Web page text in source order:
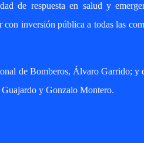
de respuesta en salud y
inversión pública a todas las
de Bomberos, Álvaro Garrido; y
y Gonzalo Montero.